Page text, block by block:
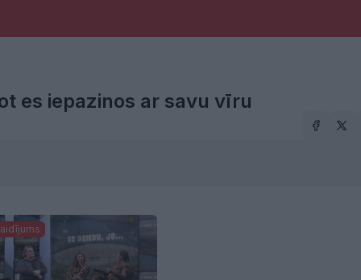
es iepazinos ar savu vīru